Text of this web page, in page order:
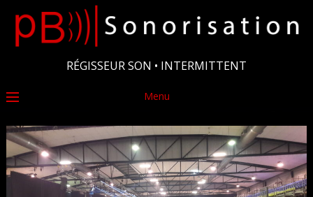
RÉGISSEUR SON • INTERMITTENT
Menu